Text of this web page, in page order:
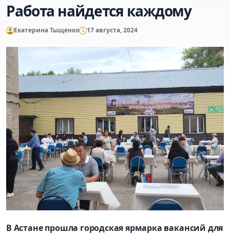
Работа найдется каждому
Екатерина Тыщенко 17 августа, 2024
В Астане прошла городская ярмарка вакансий для